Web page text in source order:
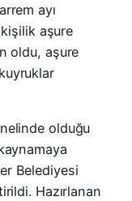
ayı
aşure
oldu, aşure
olduğu
Belediyesi
Hazırlanan